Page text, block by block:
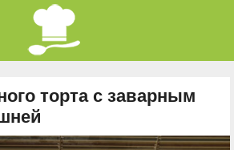
торта с заварным